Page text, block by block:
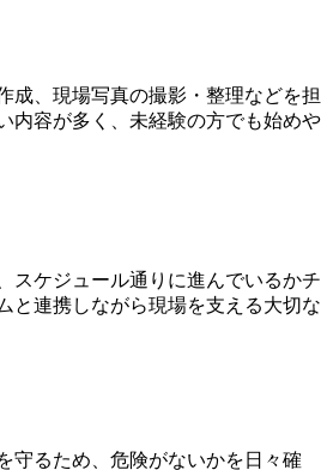
成、現場写真の撮影・整理などを担
内容が多く、未経験の方でも始めや
スケジュール通りに進んでいるかチ
と連携しながら現場を支える大切な
守るため、危険がないかを日々確